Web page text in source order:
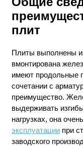
плит
Плиты выполнены
вмонтирована
имеют продольные
сочетании с
преимущество.
выдерживать
нагрузках, она
эксплуатациипри
заводского